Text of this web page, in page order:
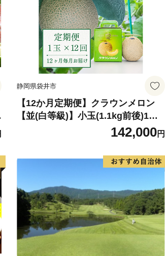
静岡県袋井市
【12か月定期便】クラウンメロン
【並(白等級)】小玉(1.1kg前後)1玉
入り 果物 メロン青肉 フルーツ デザ
ート 高級メロンブランド 高級メロ
142,000円